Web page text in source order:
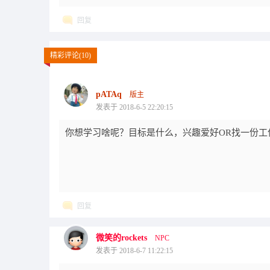
回复
精彩评论(10)
pATAq
版主
发表于 2018-6-5 22:20:15
你想学习啥呢？目标是什么，兴趣爱好OR找一份工
回复
微笑的rockets
NPC
发表于 2018-6-7 11:22:15